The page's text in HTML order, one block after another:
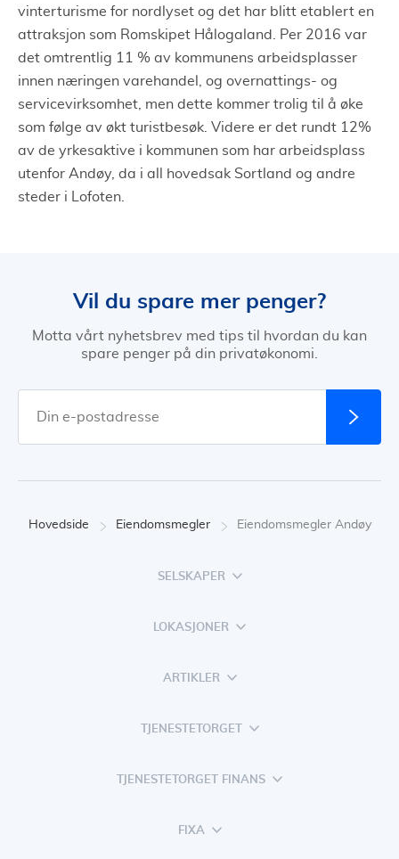
vinterturisme for nordlyset og det har blitt etablert en
attraksjon som Romskipet Hålogaland. Per 2016 var
det omtrentlig 11 % av kommunens arbeidsplasser
innen næringen varehandel, og overnattings- og
servicevirksomhet, men dette kommer trolig til å øke
som følge av økt turistbesøk. Videre er det rundt 12%
av de yrkesaktive i kommunen som har arbeidsplass
utenfor Andøy, da i all hovedsak Sortland og andre
steder i Lofoten.
Vil du spare mer penger?
Motta vårt nyhetsbrev med tips til hvordan du kan
spare penger på din privatøkonomi.
Hovedside Eiendomsmegler Eiendomsmegler Andøy
SELSKAPER
LOKASJONER
ARTIKLER
TJENESTETORGET
TJENESTETORGET FINANS
FIXA